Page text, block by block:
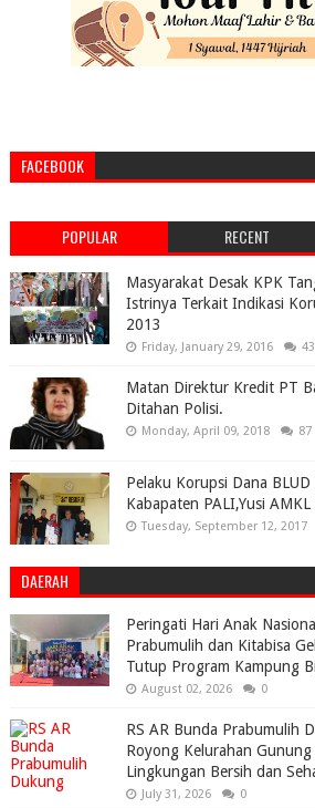
FACEBOOK
POPULAR RECENT
Masyarakat Desak KPK
Istrinya Terkait Indikasi
2013
Friday, January 29, 2016 43
Matan Direktur Kredit PT
Ditahan Polisi.
Monday, April 09, 2018 87
Pelaku Korupsi Dana BLUD
Kabapaten PALI,Yusi
Tuesday, September 12, 2017
DAERAH
Peringati Hari Anak
Prabumulih dan Kitabisa
Tutup Program Kampung
August 02, 2026 0
RS AR Bunda Prabumulih
Royong Kelurahan
Lingkungan Bersih dan
July 31, 2026 0